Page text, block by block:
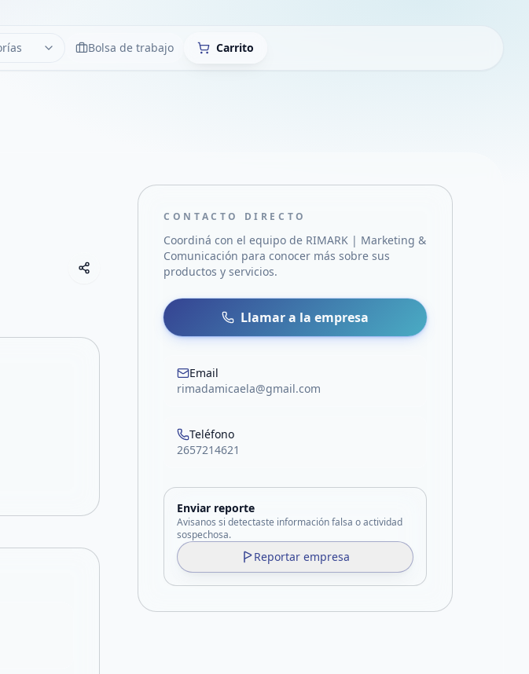
LimpiarBolsa de trabajo Carrito
Compartir empresa
Compartir por WhatsApp
Compartir por mail
Compartir en Facebook
CONTACTO DIRECTO
Coordiná con el equipo de RIMARK | Marketing &
Comunicación para conocer más sobre sus
productos y servicios.
Llamar a la empresa
Email
rimadamicaela@gmail.com
Teléfono
2657214621
Enviar reporte
Avisanos si detectaste información falsa o actividad
sospechosa.
Reportar empresa